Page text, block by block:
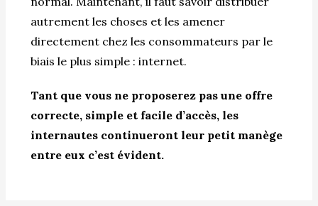
autrement les choses et les amener
directement chez les consommateurs par le
biais le plus simple : internet.
Tant que vous ne proposerez pas une offre
correcte, simple et facile d’accès, les
internautes continueront leur petit manège
entre eux c’est évident.